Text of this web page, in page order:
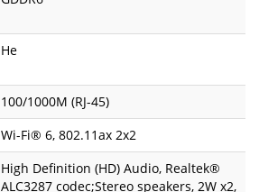
Не
100/1000M (RJ-45)
Wi-Fi® 6, 802.11ax 2x2
High Definition (HD) Audio, Realtek®
ALC3287 codec;Stereo speakers, 2W x2,